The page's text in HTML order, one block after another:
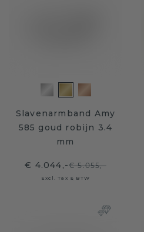
Slavenarmband Amy
585 goud robijn 3.4
mm
€ 4.044,-€ 5.055,-
Excl. Tax & BTW